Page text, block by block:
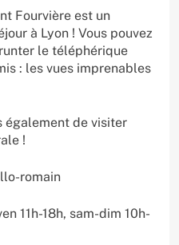
Fourvière est un
à Lyon ! Vous pouvez
le téléphérique
: les vues imprenables
également de visiter
!
romain
11h-18h, sam-dim 10h-